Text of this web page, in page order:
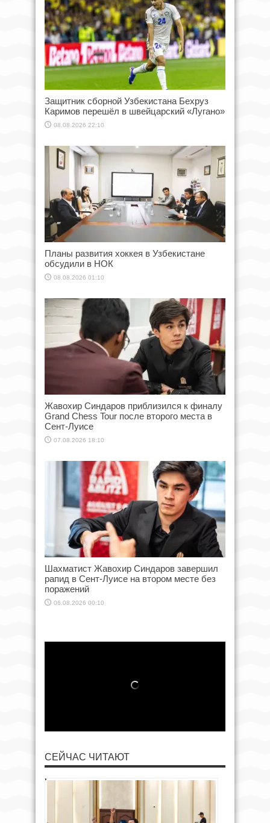
Защитник сборной Узбекистана Бехруз
Каримов перешёл в швейцарский «Лугано»
08.08.2026 22:10
Планы развития хоккея в Узбекистане
обсудили в НОК
08.08.2026 01:10
Жавохир Синдаров приблизился к финалу
Grand Chess Tour после второго места в
Сент-Луисе
07.08.2026 18:10
Шахматист Жавохир Синдаров завершил
рапид в Сент-Луисе на втором месте без
поражений
06.08.2026 00:10
СЕЙЧАС ЧИТАЮТ